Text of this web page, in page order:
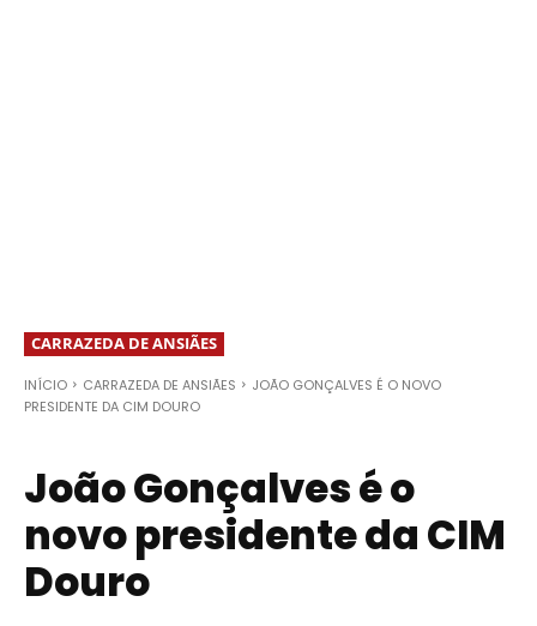
CARRAZEDA DE ANSIÃES
INÍCIO CARRAZEDA DE ANSIÃES
JOÃO GONÇALVES É O NOVO
PRESIDENTE DA CIM DOURO
João Gonçalves é o
novo presidente da CIM
Douro